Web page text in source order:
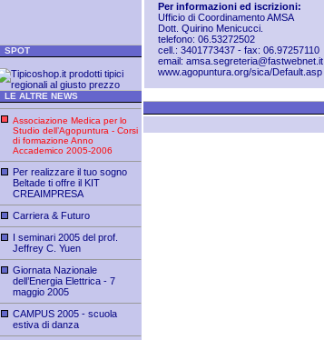
SPOT
LE ALTRE NEWS
Associazione Medica per lo
Studio dell’Agopuntura - Corsi
di formazione Anno
Accademico 2005-2006
Per realizzare il tuo sogno
Beltade ti offre il KIT
CREAIMPRESA
Carriera & Futuro
I seminari 2005 del prof.
Jeffrey C. Yuen
Giornata Nazionale
dell’Energia Elettrica - 7
maggio 2005
CAMPUS 2005 - scuola
estiva di danza
Per informazioni ed iscrizioni:
Ufficio di Coordinamento AMSA
Dott. Quirino Menicucci.
telefono: 06.53272502
cell.: 3401773437 - fax: 06.97257110
email: amsa.segreteria@fastwebnet.it
www.agopuntura.org/sica/Default.asp